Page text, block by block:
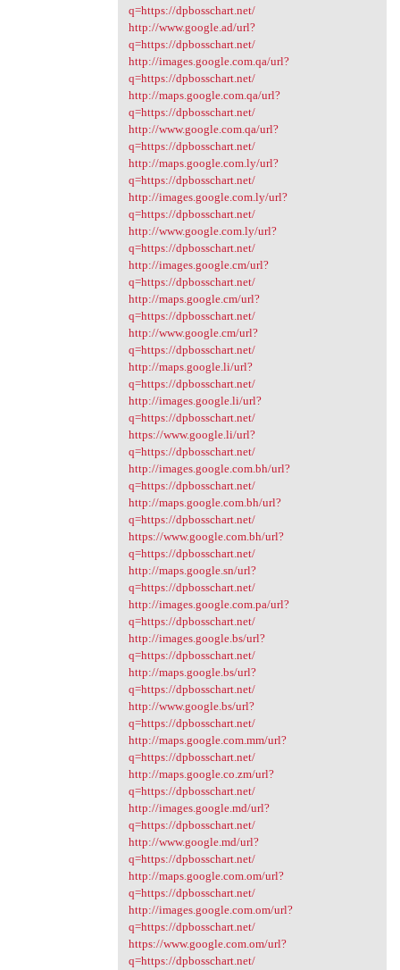
q=https://dpbosschart.net/
http://www.google.ad/url?
q=https://dpbosschart.net/
http://images.google.com.qa/url?
q=https://dpbosschart.net/
http://maps.google.com.qa/url?
q=https://dpbosschart.net/
http://www.google.com.qa/url?
q=https://dpbosschart.net/
http://maps.google.com.ly/url?
q=https://dpbosschart.net/
http://images.google.com.ly/url?
q=https://dpbosschart.net/
http://www.google.com.ly/url?
q=https://dpbosschart.net/
http://images.google.cm/url?
q=https://dpbosschart.net/
http://maps.google.cm/url?
q=https://dpbosschart.net/
http://www.google.cm/url?
q=https://dpbosschart.net/
http://maps.google.li/url?
q=https://dpbosschart.net/
http://images.google.li/url?
q=https://dpbosschart.net/
https://www.google.li/url?
q=https://dpbosschart.net/
http://images.google.com.bh/url?
q=https://dpbosschart.net/
http://maps.google.com.bh/url?
q=https://dpbosschart.net/
https://www.google.com.bh/url?
q=https://dpbosschart.net/
http://maps.google.sn/url?
q=https://dpbosschart.net/
http://images.google.com.pa/url?
q=https://dpbosschart.net/
http://images.google.bs/url?
q=https://dpbosschart.net/
http://maps.google.bs/url?
q=https://dpbosschart.net/
http://www.google.bs/url?
q=https://dpbosschart.net/
http://maps.google.com.mm/url?
q=https://dpbosschart.net/
http://maps.google.co.zm/url?
q=https://dpbosschart.net/
http://images.google.md/url?
q=https://dpbosschart.net/
http://www.google.md/url?
q=https://dpbosschart.net/
http://maps.google.com.om/url?
q=https://dpbosschart.net/
http://images.google.com.om/url?
q=https://dpbosschart.net/
https://www.google.com.om/url?
q=https://dpbosschart.net/